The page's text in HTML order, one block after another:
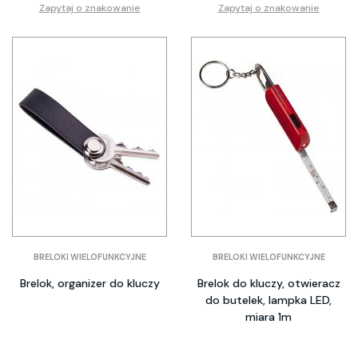
Zapytaj o znakowanie Zapytaj o znakowanie
BRELOKI WIELOFUNKCYJNE
Brelok, organizer do kluczy
BRELOKI WIELOFUNKCYJNE
Brelok do kluczy, otwieracz
do butelek, lampka LED,
miara 1m